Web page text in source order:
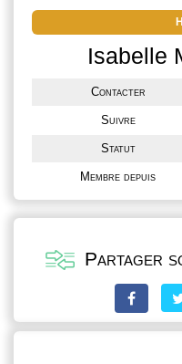
Isabelle
Contacter
Suivre
Statut
Membre depuis
Partager